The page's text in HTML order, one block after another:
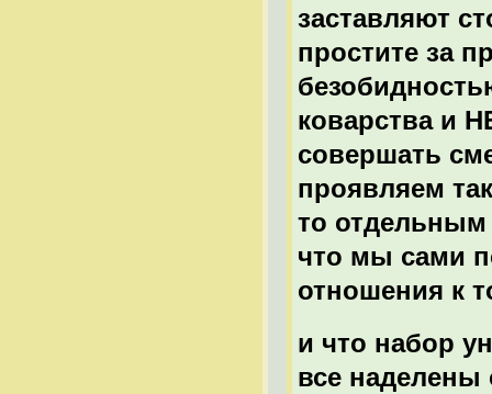
заставляют
простите за
коварства и
совершать
проявляем
то отдельным
что мы сами
отношения к
и что набор
все наделены